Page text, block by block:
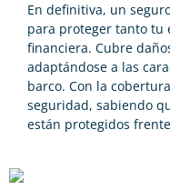
En definitiva, un
para proteger tanto tu
financiera. Cubre
adaptándose a las
barco. Con la
seguridad, sabiendo
están protegidos